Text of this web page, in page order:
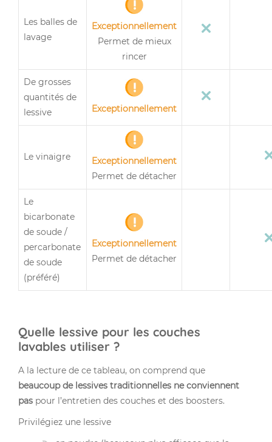
Les balles de
lavage
Exceptionnellement
Permet de mieux
rincer
De grosses
quantités de
lessive
Exceptionnellement
Le vinaigre
Exceptionnellement
Permet de détacher
Le
bicarbonate
de soude /
percarbonate
de soude
(préféré)
Exceptionnellement
Permet de détacher
Quelle lessive pour les couches
lavables utiliser ?
A la lecture de ce tableau, on comprend que
beaucoup de lessives traditionnelles ne conviennent
pas pour l’entretien des couches et des boosters.
Privilégiez une lessive